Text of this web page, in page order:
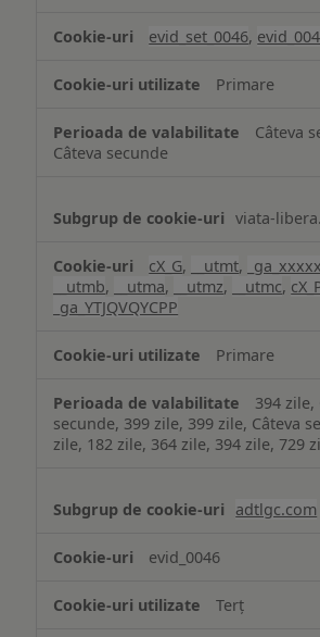
evid_set_0046,
Primare
Câteva
Câteva secunde
viata-
cX_G, __utmt,
__utmb, __utma, __utmz, __utmc,
_ga_YTJQVQYCPP
Primare
394 zile,
secunde, 399 zile, 399 zile, Câteva
zile, 182 zile, 364 zile, 394 zile, 729
adtlgc.com
evid_0046
Terț